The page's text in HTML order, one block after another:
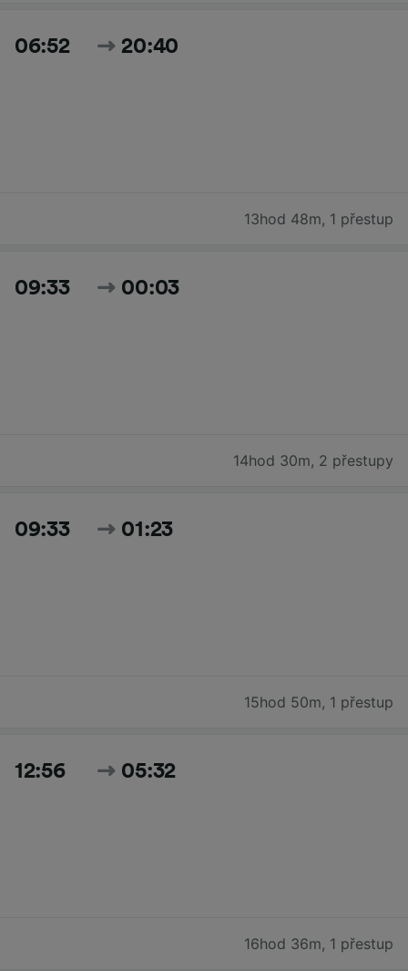
06:52 20:40
13hod 48m, 1 přestup
09:33 00:03
14hod 30m, 2 přestupy
09:33 01:23
15hod 50m, 1 přestup
12:56 05:32
16hod 36m, 1 přestup